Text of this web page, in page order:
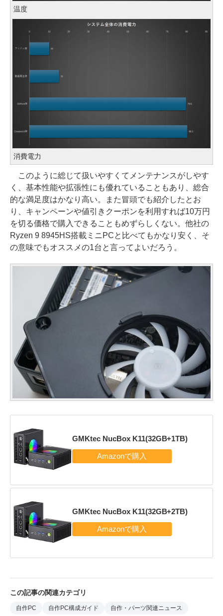
温度
消費電力
このように総じて扱いやすくてメンテナンスがしやす
く、基本性能や拡張性にも優れていることもあり、総合
的な満足度はかなり高い。また冒頭でも紹介したとお
り、キャンペーンや値引きクーポンを利用すれば10万円
を切る価格で購入できることもめずらしくない。他社の
Ryzen 9 8945HS搭載ミニPCと比べてもかなり安く、そ
の意味でもオススメの1台と言ってよいだろう。
GMKtec NucBox K11(32GB+1TB)
GMKtec NucBox K11(32GB+2TB)
この記事の関連カテゴリ
自作PC 自作PC構成ガイド 自作・パーツ関連ニュース